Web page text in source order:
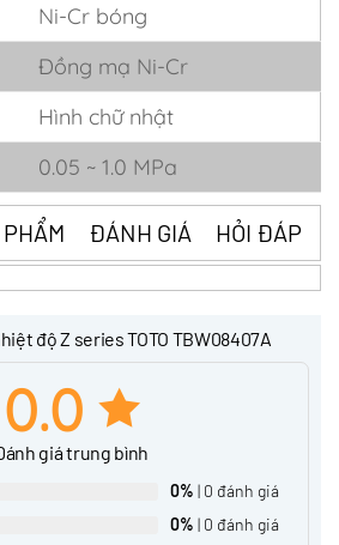
Ni-Cr bóng
Đồng mạ Ni-Cr
Hình chữ nhật
0.05 ~ 1.0 MPa
ĐÁNH GIÁ HỎI ĐÁP
độ Z series TOTO TBW08407A
0.0
giá trung bình
0% | 0 đánh giá
0% | 0 đánh giá